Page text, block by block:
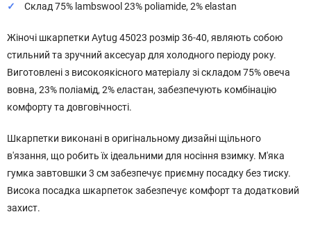
Склад 75% lambswool 23% poliamide, 2% elastan
Жіночі шкарпетки Aytug 45023 розмір 36-40, являють собою
стильний та зручний аксесуар для холодного періоду року.
Виготовлені з високоякісного матеріалу зі складом 75% овеча
вовна, 23% поліамід, 2% еластан, забезпечують комбінацію
комфорту та довговічності.
Шкарпетки виконані в оригінальному дизайні щільного
в'язання, що робить їх ідеальними для носіння взимку. М'яка
гумка завтовшки 3 см забезпечує приємну посадку без тиску.
Висока посадка шкарпеток забезпечує комфорт та додатковий
захист.